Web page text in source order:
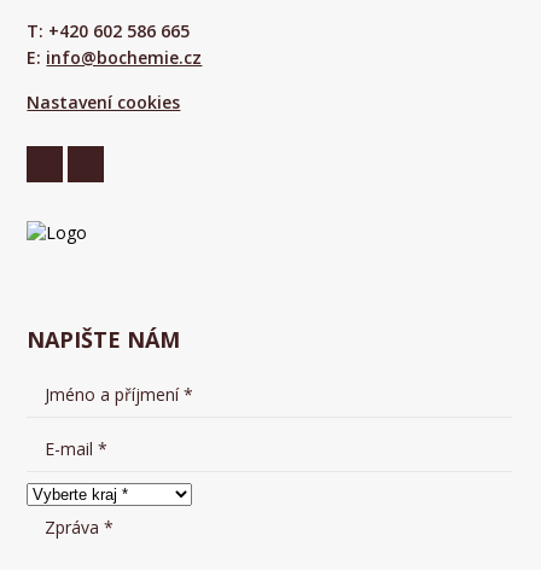
T: +420 602 586 665
E: info@bochemie.cz
Nastavení cookies
NAPIŠTE NÁM